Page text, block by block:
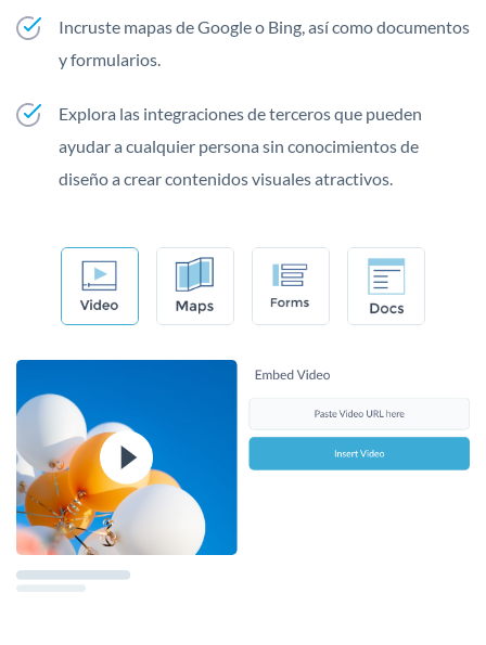
Incruste mapas de Google o Bing, así como documentos
y formularios.
Explora las integraciones de terceros que pueden
ayudar a cualquier persona sin conocimientos de
diseño a crear contenidos visuales atractivos.